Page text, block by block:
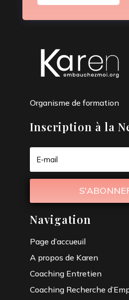
Organisme de formation
Inscription à la
Navigation
Page d’accueuil
A propos de Karen
Coaching Entretien
Coaching Recherche